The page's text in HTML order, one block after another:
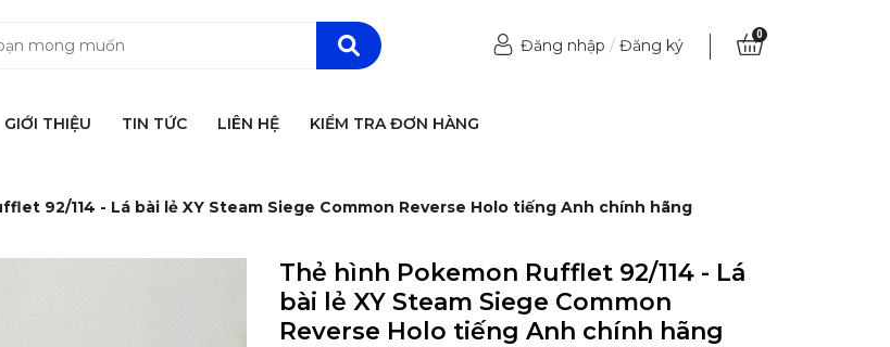
Đăng nhập / Đăng ký
0
GIỚI THIỆU TIN TỨC LIÊN HỆ KIỂM TRA ĐƠN HÀNG
92/114 - Lá bài lẻ XY Steam Siege Common Reverse Holo tiếng Anh chính hãng
Thẻ hình Pokemon Rufflet 92/114 - Lá
bài lẻ XY Steam Siege Common
Reverse Holo tiếng Anh chính hãng